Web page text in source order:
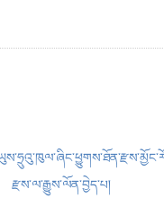
རྫས་ལ་རྒྱུས་ལོན་བྱེད་པ།